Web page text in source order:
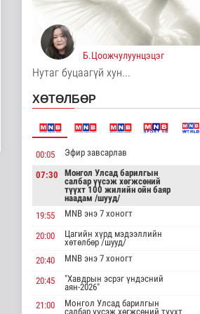
Монгол Улсын Төрийн
дуулал
Энтертайнмент
5 цаг 47 минутын өмнө
18 цаг 24 минутын өмнө
Анхаарал сэрэмжээ
нэмэгдүүлж, аюулгүй
байдлаа ха..
Эрүүл мэнд
19 цаг 34 минутын өмнө
Нийгмийн даатгалын
сангийн хөрөнгө 7.6
тэрбум тө..
19 цаг 57 минутын өмнө
Сумдын халаалтын
Б.Цоожчулуунцэцэг
Нутаг буцаагүй хун...
ХӨТӨЛБӨР
00:05 Эфир завсарлав
07:30
Монгол Улсад барилгын
салбар үүсэж хөгжсөний
түүхт 100 жилийн ойн баяр
наадам /шууд/
19:55
MNB энэ 7 хоногт
20:00
Цагийн хүрд мэдээллийн
хөтөлбөр /шууд/
20:40
MNB энэ 7 хоногт
20:45
"Хавдрын эсрэг үндэсний
аян-2026"
21:00
Монгол Улсад барилгын
салбар үүсэж хөгжсөний түүхт